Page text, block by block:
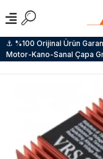
⚓ %100 Orijinal Ürün
Motor-Kano-Sanal Çapa